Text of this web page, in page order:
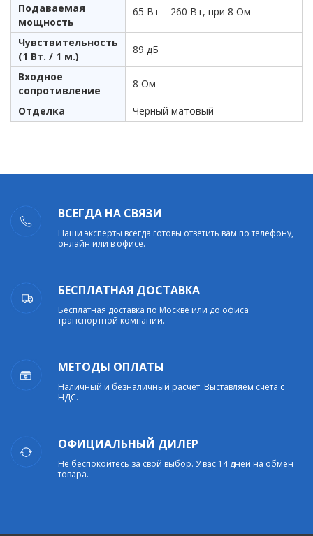
Подаваемая
мощность
65 Вт – 260 Вт, при 8 Ом
Чувствительность
(1 Вт. / 1 м.)
89 дБ
Входное
сопротивление
8 Ом
Отделка Чёрный матовый
ВСЕГДА НА СВЯЗИ
Наши эксперты всегда готовы ответить вам по телефону,
онлайн или в офисе.
БЕСПЛАТНАЯ ДОСТАВКА
Бесплатная доставка по Москве или до офиса
транспортной компании.
МЕТОДЫ ОПЛАТЫ
Наличный и безналичный расчет. Выставляем счета с
НДС.
ОФИЦИАЛЬНЫЙ ДИЛЕР
Не беспокойтесь за свой выбор. У вас 14 дней на обмен
товара.